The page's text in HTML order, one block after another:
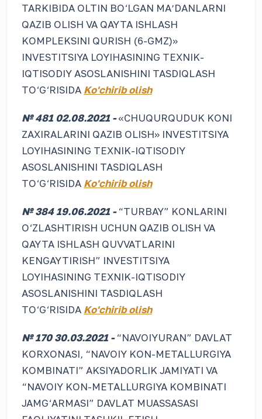
TARKIBIDA OLTIN BO‘LGAN MAʼDANLARNI
QAZIB OLISH VA QAYTA ISHLASH
KOMPLEKSINI QURISH (6-GMZ)»
INVESTITSIYA LOYIHASINING TEXNIK-
IQTISODIY ASOSLANISHINI TASDIQLASH
TO‘G‘RISIDA Ko'chirib olish
№ 481 02.08.2021 -«CHUQURQUDUK KONI
ZAXIRALARINI QAZIB OLISH» INVESTITSIYA
LOYIHASINING TEXNIK-IQTISODIY
ASOSLANISHINI TASDIQLASH
TO‘G‘RISIDA Ko'chirib olish
№ 384 19.06.2021 -“TURBAY” KONLARINI
O‘ZLASHTIRISH UCHUN QAZIB OLISH VA
QAYTA ISHLASH QUVVATLARINI
KENGAYTIRISH” INVESTITSIYA
LOYIHASINING TEXNIK-IQTISODIY
ASOSLANISHINI TASDIQLASH
TO‘G‘RISIDA Ko'chirib olish
№ 170 30.03.2021 -“NAVOIYURAN” DAVLAT
KORXONASI, “NAVOIY KON-METALLURGIYA
KOMBINATI” AKSIYADORLIK JAMIYATI VA
“NAVOIY KON-METALLURGIYA KOMBINATI
JAMG‘ARMASI” DAVLAT MUASSASASI